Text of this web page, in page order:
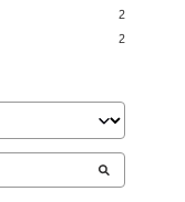
2
2